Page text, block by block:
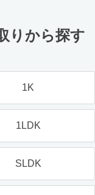
りから探す
1K
1LDK
SLDK